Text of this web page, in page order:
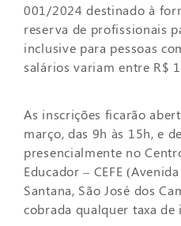
001/2024 destinado à
reserva de profissionais
inclusive para pessoas
salários variam entre R$
As inscrições ficarão
março, das 9h às 15h, e
presencialmente no
Educador – CEFE
Santana, São José dos
cobrada qualquer taxa de